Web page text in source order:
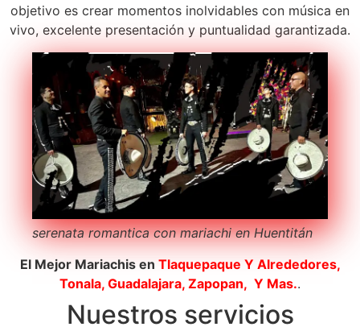
objetivo es crear momentos inolvidables con música en
vivo, excelente presentación y puntualidad garantizada.
serenata romantica con mariachi en Huentitán
El Mejor Mariachis en Tlaquepaque Y Alrededores,
Tonala, Guadalajara, Zapopan, Y Mas..
Nuestros servicios